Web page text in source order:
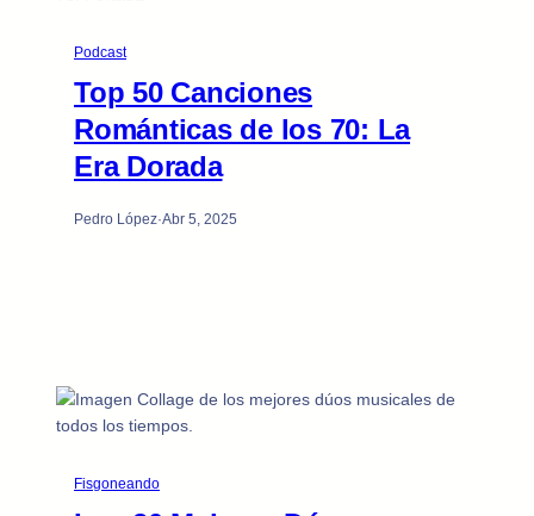
Podcast
Top 50 Canciones
Románticas de los 70: La
Era Dorada
Pedro López·Abr 5, 2025
Fisgoneando